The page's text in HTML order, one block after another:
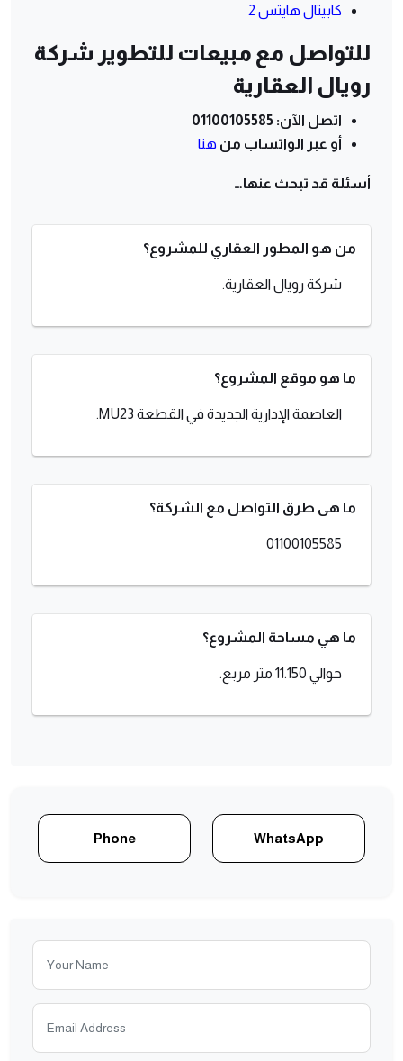
كابيتال هايتس 2
للتواصل مع مبيعات للتطوير شركة
رويال العقارية
اتصل الآن: 01100105585
أو عبر الواتساب من هنا
أسئلة قد تبحث عنها…
من هو المطور العقاري للمشروع؟
شركة رويال العقارية.
ما هو موقع المشروع؟
العاصمة الإدارية الجديدة في القطعة MU23.
ما هى طرق التواصل مع الشركة؟
01100105585
ما هي مساحة المشروع؟
حوالي 11.150 متر مربع.
WhatsApp
Phone